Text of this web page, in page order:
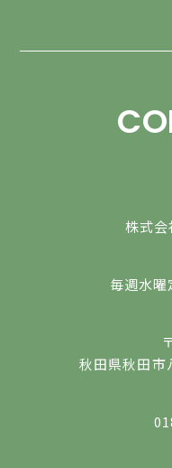
株式会
毎週水
秋田県秋田市